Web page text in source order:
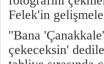
Felek'in
''Bana
çekeceksin'